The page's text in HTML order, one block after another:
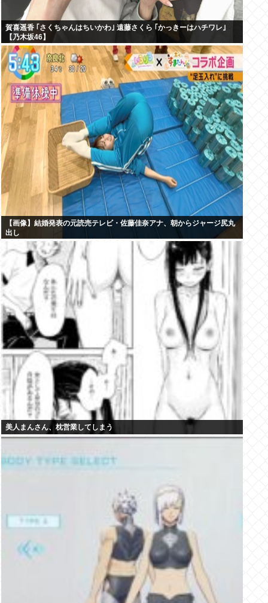
賀喜遥香 ｢さくちゃんはちいかわ｣ 遠藤さくら ｢かっきーはハチワレ｣
【乃木坂46】
【画像】結婚発表の元読売テレビ・佐藤佳奈アナ、朝からジャージ尻丸
出し
美人まんさん、枕営業してしまう